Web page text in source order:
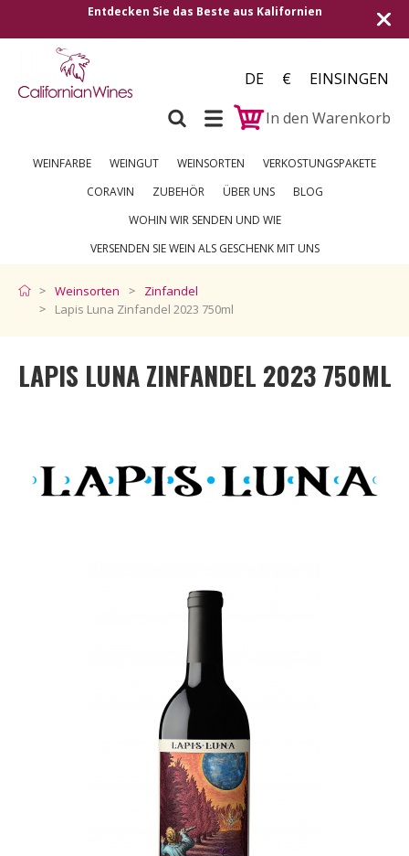
das Beste aus Kalifornien Versand in alle
DE €
EINSINGEN
In den Warenkorb
WEINFARBE WEINGUT WEINSORTEN
VERKOSTUNGSPAKETE
CORAVIN
ZUBEHÖR ÜBER UNS
BLOG
WOHIN WIR SENDEN UND WIE
VERSENDEN SIE WEIN ALS GESCHENK MIT UNS
Weinsorten
Zinfandel
Lapis Luna Zinfandel 2023 750ml
LAPIS LUNA ZINFANDEL 2023 750ML